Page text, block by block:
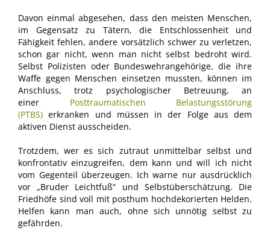
Davon einmal abgesehen, dass den meisten Menschen,
im Gegensatz zu Tätern, die Entschlossenheit und
Fähigkeit fehlen, andere vorsätzlich schwer zu verletzen,
schon gar nicht, wenn man nicht selbst bedroht wird.
Selbst Polizisten oder Bundeswehrangehörige, die ihre
Waffe gegen Menschen einsetzen mussten, können im
Anschluss, trotz psychologischer Betreuung, an
einer Posttraumatischen Belastungsstörung
(PTBS) erkranken und müssen in der Folge aus dem
aktiven Dienst ausscheiden.
Trotzdem, wer es sich zutraut unmittelbar selbst und
konfrontativ einzugreifen, dem kann und will ich nicht
vom Gegenteil überzeugen. Ich warne nur ausdrücklich
vor „Bruder Leichtfuß“ und Selbstüberschätzung. Die
Friedhöfe sind voll mit posthum hochdekorierten Helden.
Helfen kann man auch, ohne sich unnötig selbst zu
gefährden.